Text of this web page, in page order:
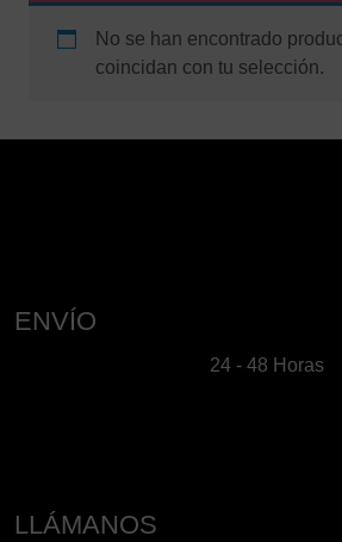
No se han encontrado
coincidan con tu selección.
ENVÍO
24 - 48 Horas
LLÁMANOS